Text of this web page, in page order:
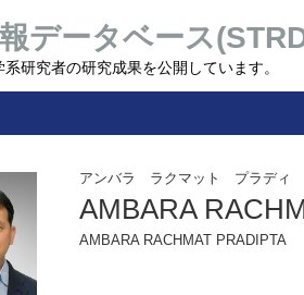
データベース
研究者の研究成果を公開しています。
アンバラ ラクマット プラディ
AMBARA
AMBARA RACHMAT PRADIPTA